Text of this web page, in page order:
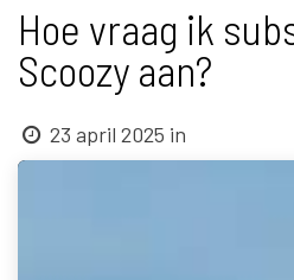
Hoe vraag ik
Scoozy aan?
23 april 2025 in